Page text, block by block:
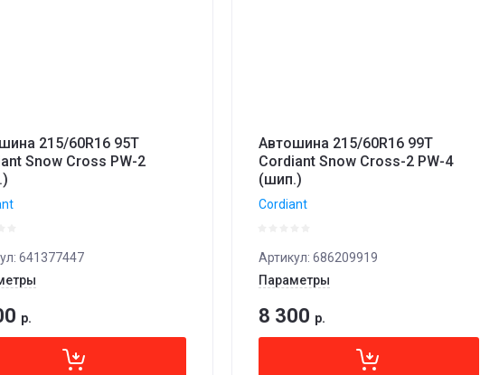
215/60R16 95T
Snow Cross PW-2
641377447
р.
Автошина 215/60R16 99T
Cordiant Snow Cross-2 PW-4
(шип.)
Cordiant
Артикул: 686209919
Параметры
8 300 р.